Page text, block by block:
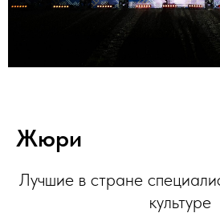
Жюри
Лучшие в стране
культуре